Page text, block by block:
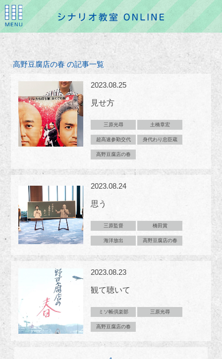
高野豆腐店の春 の記事一覧
2023.08.25
見せ方
三原光尋 土橋章宏
超高速参勤交代 身代わり忠臣蔵
高野豆腐店の春
2023.08.24
思う
三原監督 橋田賞
海洋放出 高野豆腐店の春
2023.08.23
観て聴いて
ミソ帳倶楽部 三原光尋
高野豆腐店の春